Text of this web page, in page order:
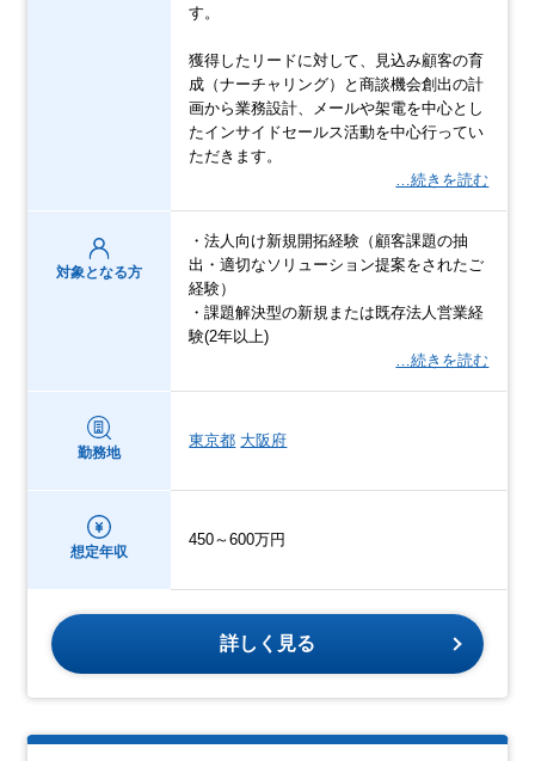
す。
獲得したリードに対して、見込み顧客の育
成（ナーチャリング）と商談機会創出の計
画から業務設計、メールや架電を中心とし
たインサイドセールス活動を中心行ってい
ただきます。
…続きを読む
対象となる方
・法人向け新規開拓経験（顧客課題の抽
出・適切なソリューション提案をされたご
経験）
・課題解決型の新規または既存法人営業経
験(2年以上)
…続きを読む
勤務地
東京都 大阪府
想定年収
450～600万円
詳しく見る